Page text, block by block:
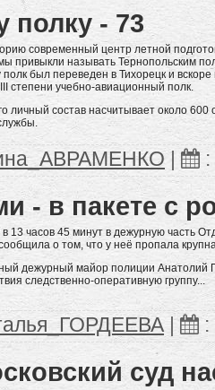
полку - 73
современный центр летной
привыкли называть Тернопольским
полк был переведен в Тихорецк и
степени учебно-авиационный полк.
личный состав насчитывает около
| :
- в пакете с
13 часов 45 минут в дежурную часть
о том, что у неё пропала
дежурный майор полиции Анатолий
следственно-оперативную группу...
| :
суд